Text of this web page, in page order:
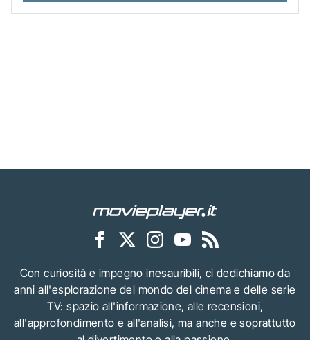
Con curiosità e impegno inesauribili, ci dedichiamo da
anni all'esplorazione del mondo del cinema e delle serie
TV: spazio all'informazione, alle recensioni,
all'approfondimento e all'analisi, ma anche e soprattutto